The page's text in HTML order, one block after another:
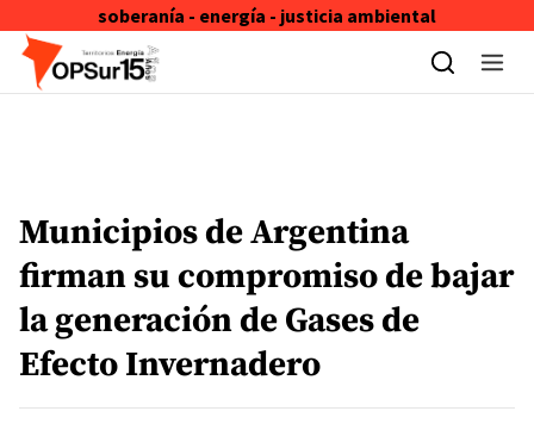
soberanía - energía - justicia ambiental
Skip to content
Municipios de Argentina
firman su compromiso de bajar
la generación de Gases de
Efecto Invernadero